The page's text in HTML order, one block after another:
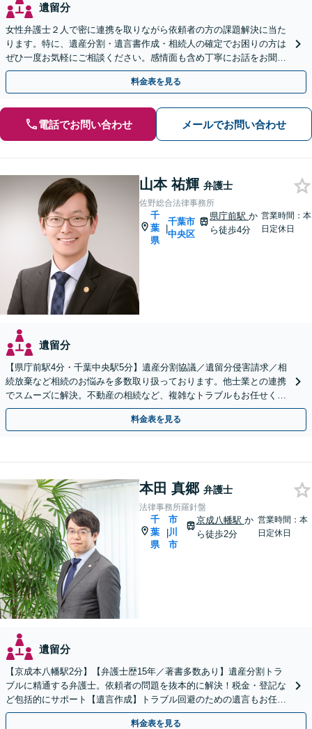
遺留分
女性弁護士２人で密に連携を取りながら依頼者の方の課題解決に当た
ります。特に、遺産分割・遺言書作成・相続人の確定でお困りの方は
ぜひ一度お気軽にご相談ください。感情面も含め丁寧にお話をお聞き
します。
料金表を見る
電話でお問い合わせ メールでお問い合わせ
山本 祐輝 弁護士
佐野総合法律事務所
千
葉
県
|
千葉市
中央区
県庁前駅か
ら徒歩4分
営業時間：本
日定休日
遺留分
【県庁前駅4分・千葉中央駅5分】遺産分割協議／遺留分侵害請求／相
続放棄など相続のお悩みを多数取り扱っております。他士業との連携
でスムーズに解決。不動産の相続など、複雑なトラブルもお任せくだ
さい。【初回面談相談30分無料】
料金表を見る
本田 真郷 弁護士
法律事務所羅針盤
千
葉
県
|
市
川
市
京成八幡駅 か
ら徒歩2分
営業時間：本
日定休日
遺留分
【京成本八幡駅2分】【弁護士歴15年／著書多数あり】遺産分割トラ
ブルに精通する弁護士。依頼者の問題を抜本的に解決！税金・登記な
ど包括的にサポート【遺言作成】トラブル回避のための遺言もお任せ
ください！遺言の実現を叶えます【事業継承の解決実績】
料金表を見る